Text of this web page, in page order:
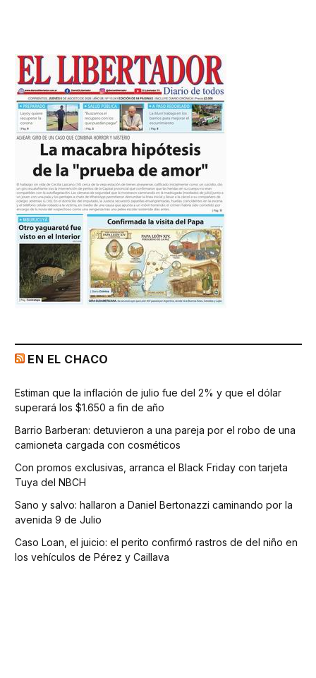
EN EL CHACO
Estiman que la inflación de julio fue del 2% y que el dólar
superará los $1.650 a fin de año
Barrio Barberan: detuvieron a una pareja por el robo de una
camioneta cargada con cosméticos
Con promos exclusivas, arranca el Black Friday con tarjeta
Tuya del NBCH
Sano y salvo: hallaron a Daniel Bertonazzi caminando por la
avenida 9 de Julio
Caso Loan, el juicio: el perito confirmó rastros de del niño en
los vehículos de Pérez y Caillava